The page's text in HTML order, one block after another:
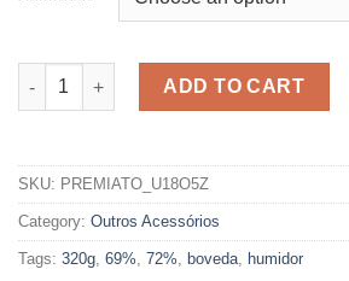
BOVEDA 320G quantity
ADD TO CART
SKU: PREMIATO_U18O5Z
Category: Outros Acessórios
Tags: 320g 69% 72% boveda humidor